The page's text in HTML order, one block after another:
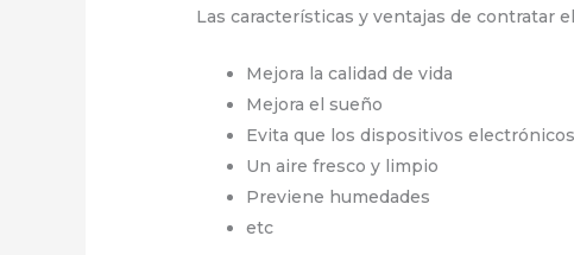
Las características y ventajas de contratar
Mejora la calidad de vida
Mejora el sueño
Evita que los dispositivos
Un aire fresco y limpio
Previene humedades
etc